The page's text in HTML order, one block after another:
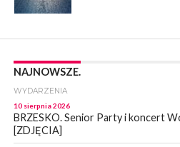
NAJNOWSZE.
WYDARZENIA
10 sierpnia 2026
BRZESKO. Senior Party i koncert
[ZDJĘCIA]